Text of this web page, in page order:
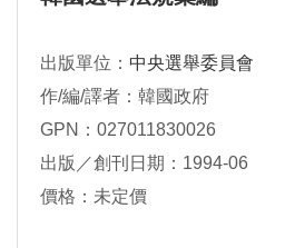
出版單位： 中央選舉委員會
作/編/譯者：韓國政府
GPN：027011830026
出版／創刊日期：1994-06
價格：未定價